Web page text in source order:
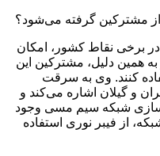
در برخی نقاط کشور، امکان
همین دلیل، مشترکین این
کنند. وی به سرقت
و گیلان اشاره می‌کند و
شبکه سیم مسی وجود
از فیبر نوری استفاده